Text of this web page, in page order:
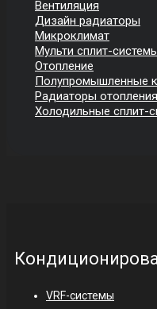
Вентиляция
Дизайн радиаторы
Микроклимат
Мульти сплит-
Отопление
Полупромышленные
Радиаторы отопления
Холодильные сплит-
VRF-системы